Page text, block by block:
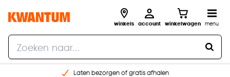
winkels account winkelwagen menu
Laten bezorgen of gratis afhalen